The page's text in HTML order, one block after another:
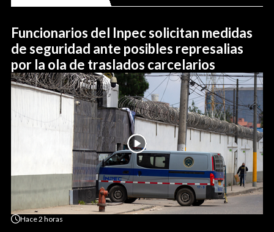
Funcionarios del Inpec solicitan medidas
de seguridad ante posibles represalias
por la ola de traslados carcelarios
Hace2 horas